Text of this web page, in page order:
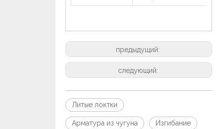
предыдущий:
следующий:
Литые локтки
Арматура из чугуна Изгибание